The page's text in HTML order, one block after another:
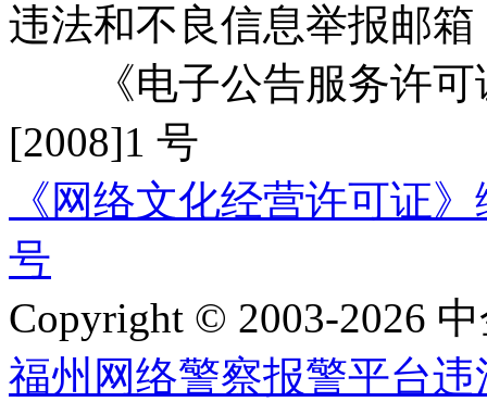
违法和不良信息举报邮箱
《电子公告服务许可
[2008]1 号
《网络文化经营许可证
号
Copyright © 2003-2026
福州网络警察报警平台违